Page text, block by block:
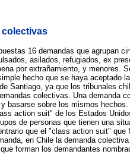
colectivas
16 demandas que agrupan
asilados, refugiados, ex
por extrañamiento, y menores.
hecho que se haya aceptado
Santiago, ya que los tribunales
colectivas. Una demanda
basarse sobre los mismos
action suit" de los Estados
de personas que tienen una
que el "class action suit" que
en Chile la demanda
forman los demandantes